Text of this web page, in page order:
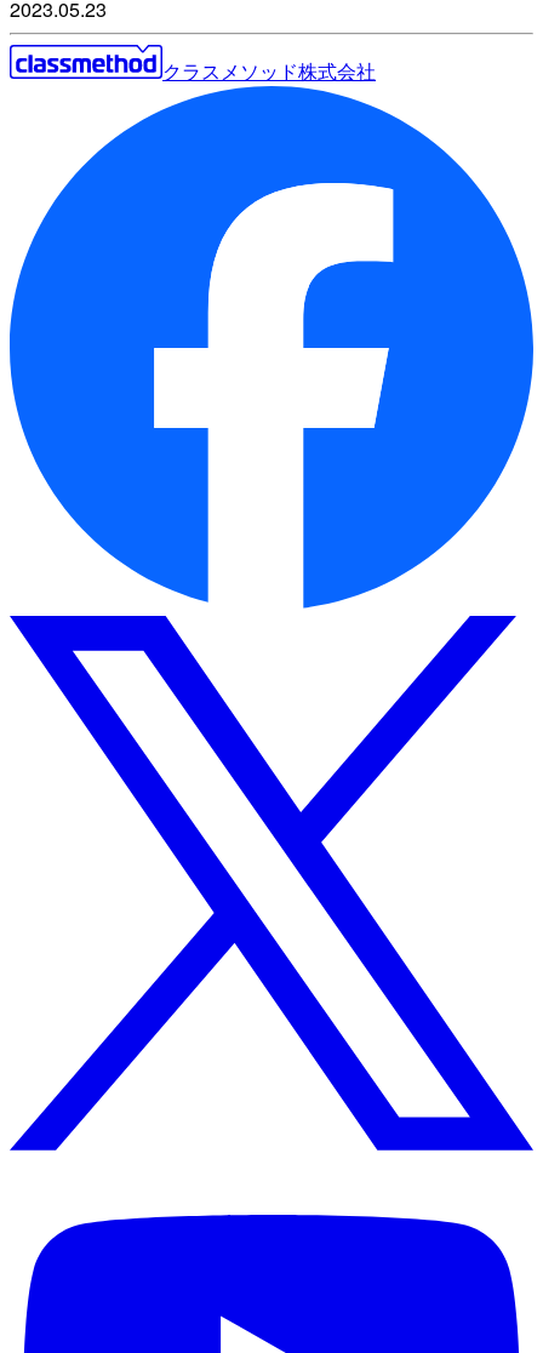
2023.05.23
クラスメソッド株式会社